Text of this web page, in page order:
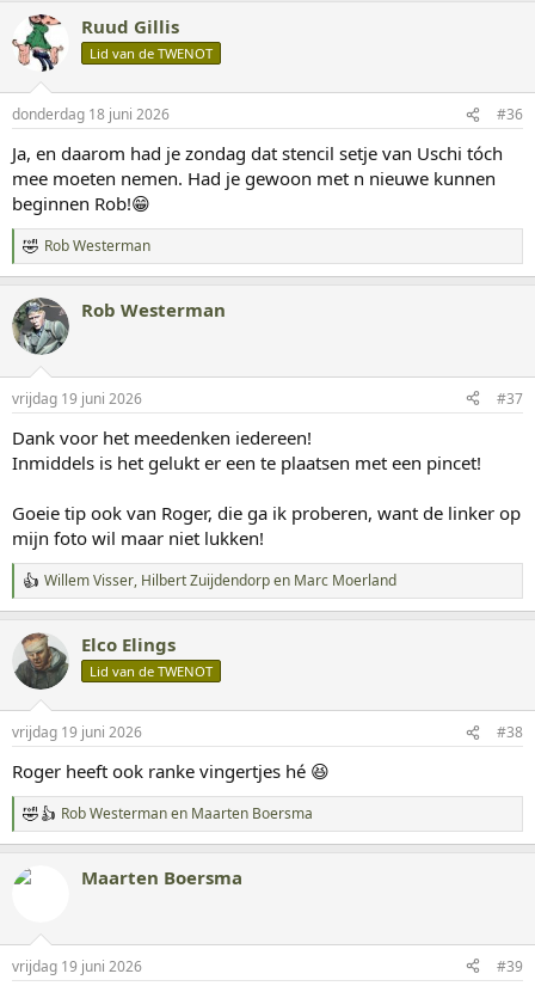
d
e
n
e
n
:
Ruud Gillis
Lid van de TWENOT
donderdag 18 juni 2026 #36
Ja, en daarom had je zondag dat stencil setje van Uschi tóch
mee moeten nemen. Had je gewoon met n nieuwe kunnen
beginnen Rob!😁
W
a
r
d
e
n
e
n
Rob Westerman
Rob Westerman
vrijdag 19 juni 2026 #37
Dank voor het meedenken iedereen!
Inmiddels is het gelukt er een te plaatsen met een pincet!
Goeie tip ook van Roger, die ga ik proberen, want de linker op
mijn foto wil maar niet lukken!
W
a
r
d
e
n
e
n
:
Willem Visser, Hilbert Zuijdendorpen Marc Moerland
Elco Elings
Lid van de TWENOT
vrijdag 19 juni 2026 #38
Roger heeft ook ranke vingertjes hé 😆
W
a
r
n
Rob Westermanen Maarten Boersma
Maarten Boersma
vrijdag 19 juni 2026 #39